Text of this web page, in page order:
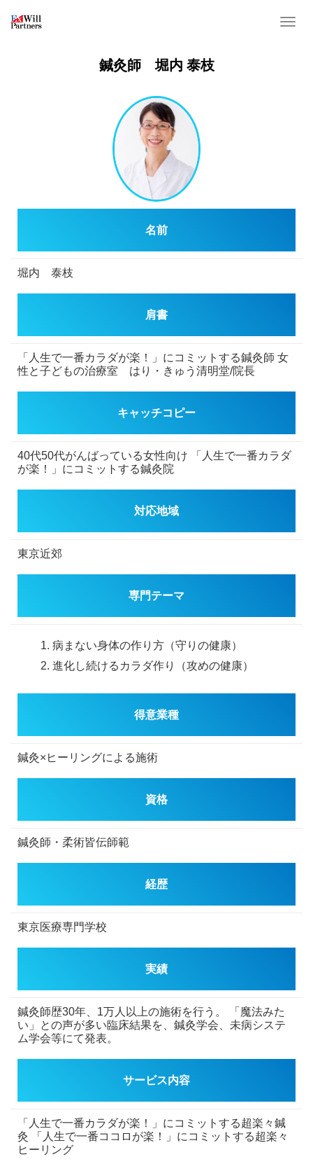
T
i
鍼灸師 堀内 泰枝
名前
堀内 泰枝
肩書
「人生で一番カラダが楽！」にコミットする鍼灸師 女
性と子どもの治療室 はり・きゅう清明堂/院長
キャッチコピー
40代50代がんばっている女性向け 「人生で一番カラダ
が楽！」にコミットする鍼灸院
対応地域
東京近郊
専門テーマ
病まない身体の作り方（守りの健康）
進化し続けるカラダ作り（攻めの健康）
得意業種
鍼灸×ヒーリングによる施術
資格
鍼灸師・柔術皆伝師範
経歴
東京医療専門学校
実績
鍼灸師歴30年、1万人以上の施術を行う。
「魔法みた
い」との声が多い臨床結果を、鍼灸学会、未病システ
ム学会等にて発表。
サービス内容
「人生で一番カラダが楽！」にコミットする超楽々鍼
灸
「人生で一番ココロが楽！」にコミットする超楽々
ヒーリング